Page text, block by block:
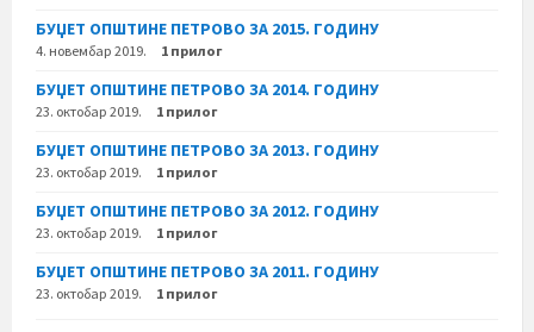
БУЏЕТ ОПШТИНЕ ПЕТРОВО ЗА 2015. ГОДИНУ
4. новембар 2019. 1 прилог
БУЏЕТ ОПШТИНЕ ПЕТРОВО ЗА 2014. ГОДИНУ
23. октобар 2019. 1 прилог
БУЏЕТ ОПШТИНЕ ПЕТРОВО ЗА 2013. ГОДИНУ
23. октобар 2019. 1 прилог
БУЏЕТ ОПШТИНЕ ПЕТРОВО ЗА 2012. ГОДИНУ
23. октобар 2019. 1 прилог
БУЏЕТ ОПШТИНЕ ПЕТРОВО ЗА 2011. ГОДИНУ
23. октобар 2019. 1 прилог